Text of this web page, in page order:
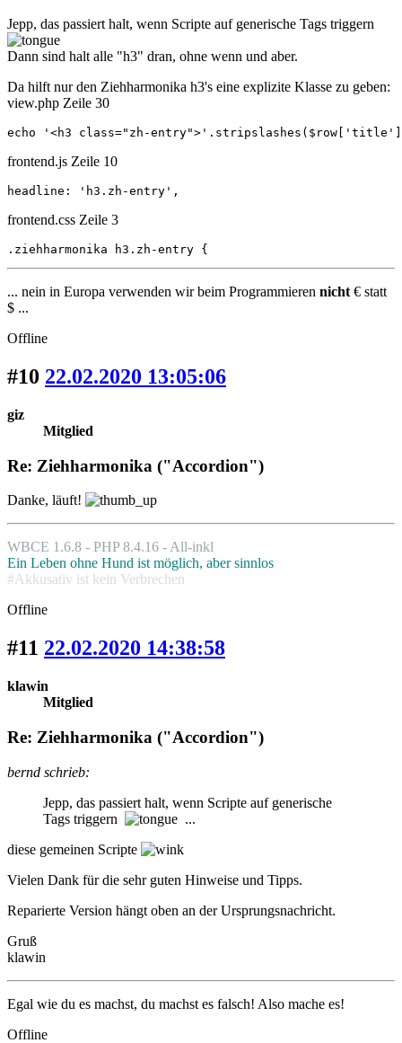
Jepp, das passiert halt, wenn Scripte auf generische Tags triggern
Dann sind halt alle "h3" dran, ohne wenn und aber.
Da hilft nur den Ziehharmonika h3's eine explizite Klasse zu geben:
view.php Zeile 30
echo '<h3 class="zh-
frontend.js Zeile 10
headline: 'h3.zh-entry',
frontend.css Zeile 3
.ziehharmonika h3.zh-entry {
... nein in Europa verwenden wir beim Programmieren nicht € statt
$ ...
Offline
#10 22.02.2020 13:05:06
giz
Mitglied
Re: Ziehharmonika ("Accordion")
Danke, läuft!
WBCE 1.6.8 - PHP 8.4.16 - All-inkl
Ein Leben ohne Hund ist möglich, aber sinnlos
#Akkusativ ist kein Verbrechen
Offline
#11 22.02.2020 14:38:58
klawin
Mitglied
Re: Ziehharmonika ("Accordion")
bernd schrieb:
Jepp, das passiert halt, wenn Scripte auf generische
Tags triggern
...
diese gemeinen Scripte
Vielen Dank für die sehr guten Hinweise und Tipps.
Reparierte Version hängt oben an der Ursprungsnachricht.
Gruß
klawin
Egal wie du es machst, du machst es falsch! Also mache es!
Offline